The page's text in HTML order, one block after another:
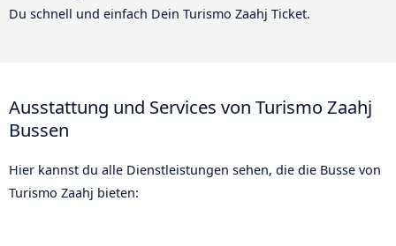
Du schnell und einfach Dein Turismo Zaahj Ticket.
Ausstattung und Services von Turismo Zaahj
Bussen
Hier kannst du alle Dienstleistungen sehen, die die Busse von
Turismo Zaahj bieten: